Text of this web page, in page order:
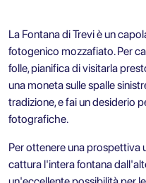
La Fontana di Treviè un
fotogenico mozzafiato. Per
folle, pianifica di visitarla
una moneta sulle spalle
tradizione, e fai un desiderio
fotografiche.
Per ottenere una prospettiva
cattura l'intera fontana